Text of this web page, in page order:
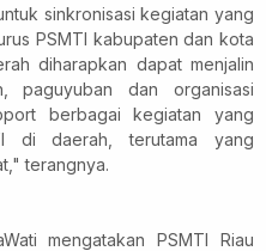
sinkronisasi kegiatan yang
PSMTI kabupaten dan kota
diharapkan dapat menjalin
paguyuban dan organisasi
berbagai kegiatan yang
di daerah, terutama yang
terangnya.
mengatakan PSMTI Riau